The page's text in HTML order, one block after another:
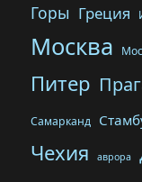
Горы Греция
Москва
Питер
Самарканд
Чехия аврора